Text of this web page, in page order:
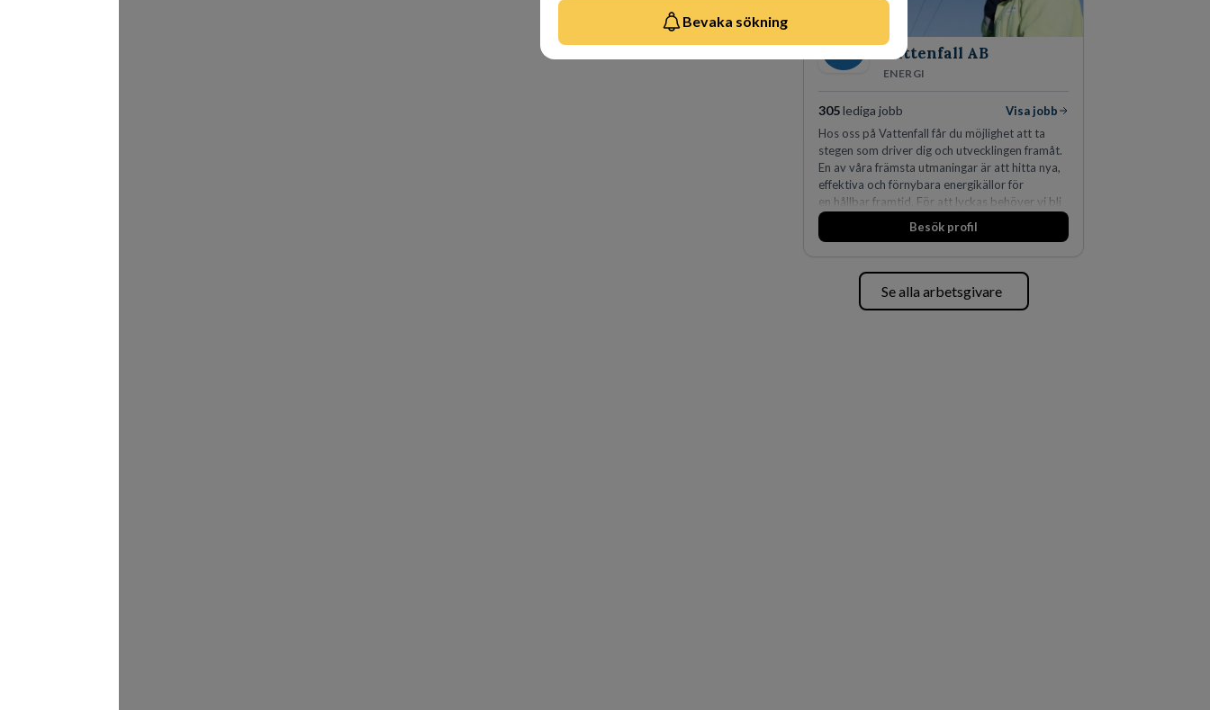
Bevaka sökning
Vattenfall AB
ENERGI
305 lediga jobb
Visa jobb
Hos oss på Vattenfall får du möjlighet att ta
stegen som driver dig och utvecklingen framåt.
En av våra främsta utmaningar är att hitta nya,
effektiva och förnybara energikällor för
en hållbar framtid. För att lyckas behöver vi bli
fler medarbetare som vill göra skillnad.
Besök profil
Se alla arbetsgivare